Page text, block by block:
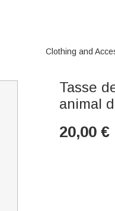
Clothing and
Tasse
animal
20,00 €